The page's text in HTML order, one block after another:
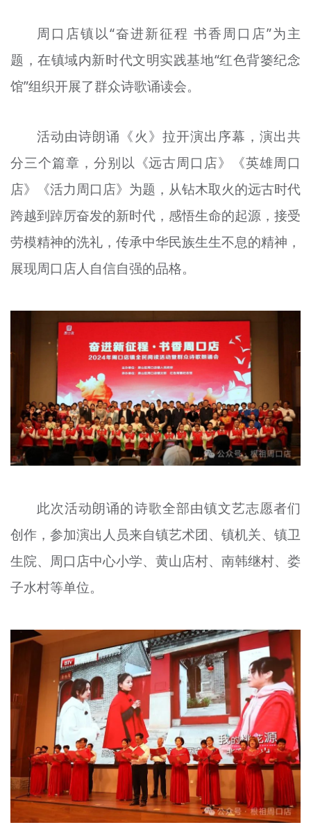
周口店镇以“奋进新征程 书香周口店”为主
题，在镇域内新时代文明实践基地“红色背篓纪念
馆”组织开展了群众诗歌诵读会。
活动由诗朗诵《火》拉开演出序幕，演出共
分三个篇章，分别以《远古周口店》《英雄周口
店》《活力周口店》为题，从钻木取火的远古时代
跨越到踔厉奋发的新时代，感悟生命的起源，接受
劳模精神的洗礼，传承中华民族生生不息的精神，
展现周口店人自信自强的品格。
此次活动朗诵的诗歌全部由镇文艺志愿者们
创作，参加演出人员来自镇艺术团、镇机关、镇卫
生院、周口店中心小学、黄山店村、南韩继村、娄
子水村等单位。